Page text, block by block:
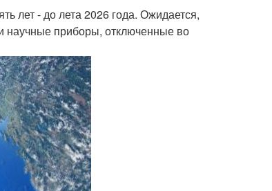
лет - до лета 2026 года. Ожидается,
научные приборы, отключенные во